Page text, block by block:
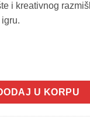
i kreativnog
za slaganje - 66
U KORPU